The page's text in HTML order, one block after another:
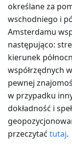
określane za
wschodniego i
Amsterdamu
następująco:
kierunek
współrzędnych
pewnej
w przypadku
dokładność i
przeczytać tutaj.